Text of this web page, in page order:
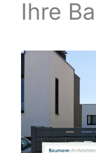
Infor­ma­ti­ves
Ihre